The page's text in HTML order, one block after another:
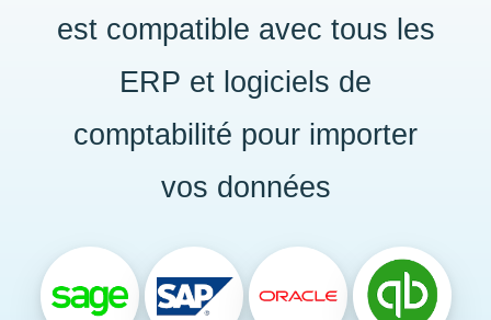
est compatible avec tous les
ERP et logiciels de
comptabilité pour importer
vos données